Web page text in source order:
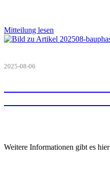
Mitteilung lesen
2025-08-06
Weitere Informationen gibt es hier